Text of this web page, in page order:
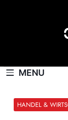
MENU
HANDEL &